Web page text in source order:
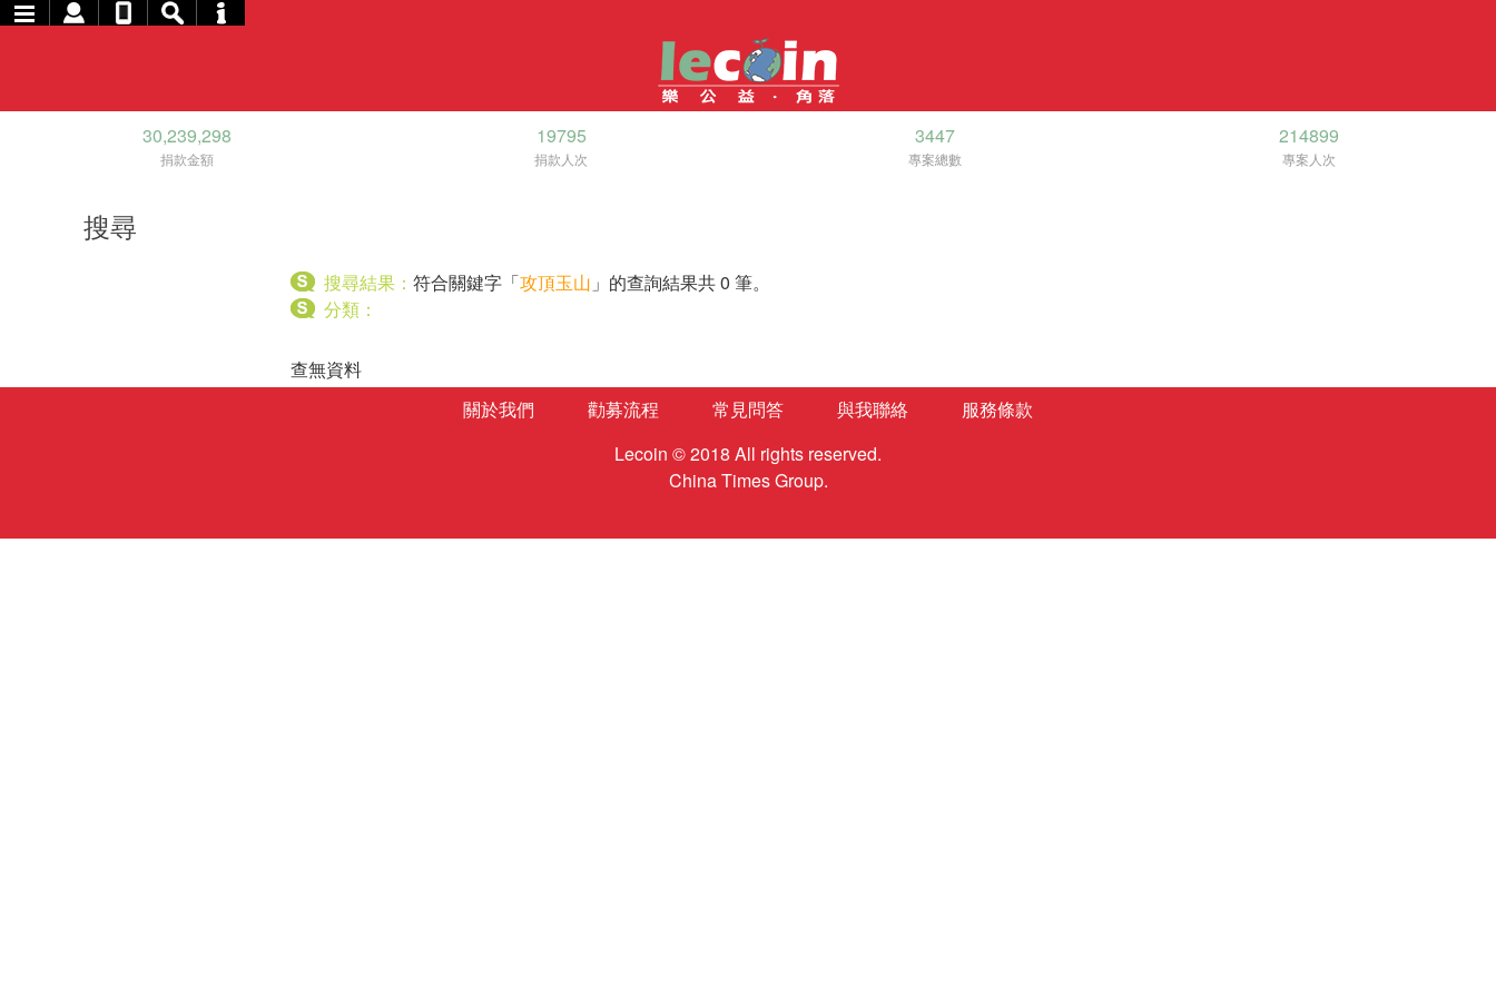
30,239,298
捐款金額
19795
捐款人次
3447
專案總數
214899
專案人次
搜尋
搜尋結果： 符合關鍵字「攻頂玉山 」的查詢結果共 0 筆。
分類：
查無資料
關於我們
勸募流程 常見問答 與我聯絡
服務條款
Lecoin © 2018 All rights reserved.
China Times Group.